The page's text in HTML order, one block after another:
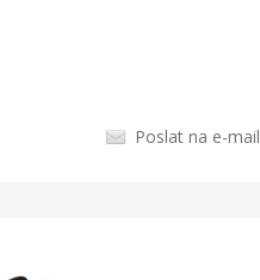
Poslat na e-mail